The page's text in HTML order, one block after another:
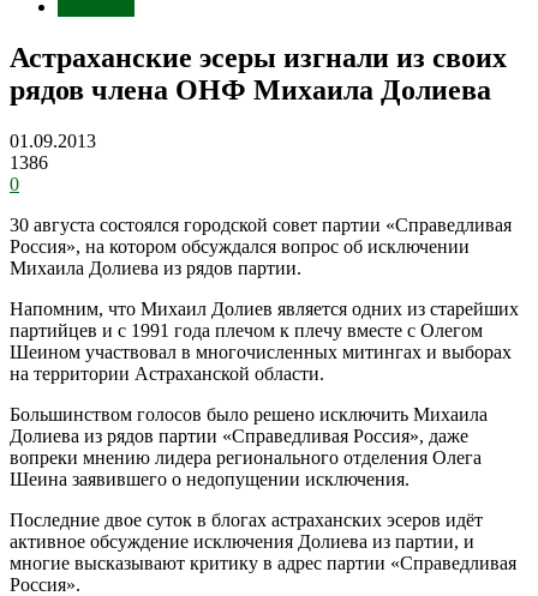
Астраханские эсеры изгнали из своих
рядов члена ОНФ Михаила Долиева
01.09.2013
1386
0
30 августа состоялся городской совет партии «Справедливая
Россия», на котором обсуждался вопрос об исключении
Михаила Долиева из рядов партии.
Напомним, что Михаил Долиев является одних из старейших
партийцев и с 1991 года плечом к плечу вместе с Олегом
Шеином участвовал в многочисленных митингах и выборах
на территории Астраханской области.
Большинством голосов было решено исключить Михаила
Долиева из рядов партии «Справедливая Россия», даже
вопреки мнению лидера регионального отделения Олега
Шеина заявившего о недопущении исключения.
Последние двое суток в блогах астраханских эсеров идёт
активное обсуждение исключения Долиева из партии, и
многие высказывают критику в адрес партии «Справедливая
Россия».